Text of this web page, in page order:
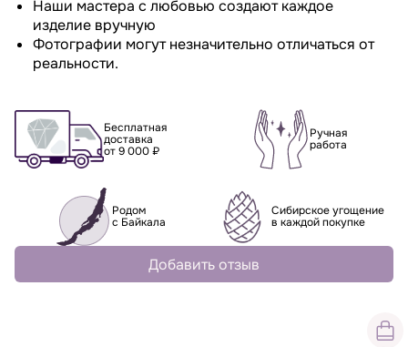
Наши мастера с любовью создают каждое
изделие вручную
Фотографии могут незначительно отличаться от
реальности.
Бесплатная
доставка
от 9 000 ₽
Ручная
работа
Родом
с Байкала
Сибирское угощение
в каждой покупке
Добавить отзыв